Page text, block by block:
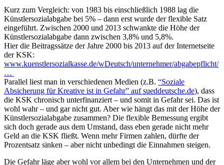
Kurz zum Vergleich: von 1983 bis einschließlich 1988 lag die
Künstlersozialabgabe bei 5% – dann erst wurde der flexible Satz
eingeführt. Zwischen 2000 und 2013 schwankte die Höhe der
Künstlersozialabgabe dann zwischen 3,8% und 5,8%.
Hier die Beitragssätze der Jahre 2000 bis 2013 auf der Internetseite
der KSK:
www.kuenstlersozialkasse.de/wDeutsch/unternehmer/abgabepflicht/
…
Parallel liest man in verschiedenen Medien (z.B. “Soziale
Absicherung für Kreative ist in Gefahr” auf sueddeutsche.de), dass
die KSK chronisch unterfinanziert – und somit in Gefahr sei. Das ist
wohl wahr – und gar nicht gut. Aber wie hängt das mit der Höhe der
Künstlersozialabgabe zusammen? Die flexible Bemessung ergibt
sich doch gerade aus dem Umstand, dass eben gerade nicht mehr
Geld an die KSK fließt. Wenn mehr Firmen zahlen, dürfte der
Prozentsatz sinken – aber nicht unbedingt die Einnahmen steigen.
Die Gefahr läge aber wohl vor allem bei den Unternehmen und der